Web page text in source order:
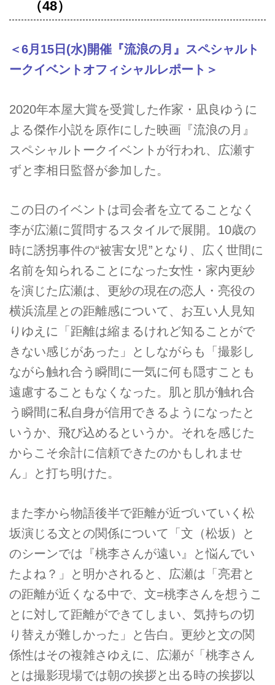
（48）
＜6月15日(水)開催『流浪の月』スペシャルト
ークイベントオフィシャルレポート＞
2020年本屋大賞を受賞した作家・凪良ゆうに
よる傑作小説を原作にした映画『流浪の月』
スペシャルトークイベントが行われ、広瀬す
ずと李相日監督が参加した。
この日のイベントは司会者を立てることなく
李が広瀬に質問するスタイルで展開。10歳の
時に誘拐事件の“被害女児”となり、広く世間に
名前を知られることになった女性・家内更紗
を演じた広瀬は、更紗の現在の恋人・亮役の
横浜流星との距離感について、お互い人見知
りゆえに「距離は縮まるけれど知ることがで
きない感じがあった」としながらも「撮影し
ながら触れ合う瞬間に一気に何も隠すことも
遠慮することもなくなった。肌と肌が触れ合
う瞬間に私自身が信用できるようになったと
いうか、飛び込めるというか。それを感じた
からこそ余計に信頼できたのかもしれませ
ん」と打ち明けた。
また李から物語後半で距離が近づいていく松
坂演じる文との関係について「文（松坂）と
のシーンでは『桃李さんが遠い』と悩んでい
たよね？」と明かされると、広瀬は「亮君と
の距離が近くなる中で、文=桃李さんを想うこ
とに対して距離ができてしまい、気持ちの切
り替えが難しかった」と告白。更紗と文の関
係性はその複雑さゆえに、広瀬が「桃李さん
とは撮影現場では朝の挨拶と出る時の挨拶以